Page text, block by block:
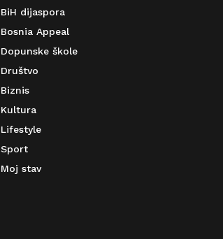
BiH dijaspora
Bosnia Appeal
Dopunske škole
Društvo
Biznis
Kultura
Lifestyle
Sport
Moj stav